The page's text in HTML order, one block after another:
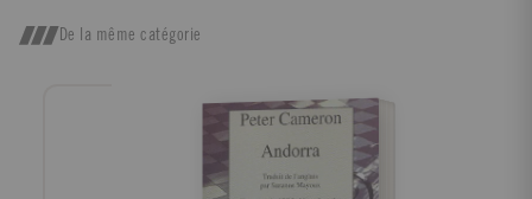
souffle toujours dans la même direction ; l'écorce est
De la même catégorie